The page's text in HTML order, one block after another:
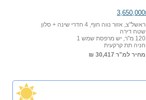
ראשל"צ, אזור נווה חוף, 4 חדרי שינה + סלון
שטח דירה
120 מ"ר, יש מרפסת שמש 1
חניה תת קרקעית
מחיר למ"ר 30,417 ₪